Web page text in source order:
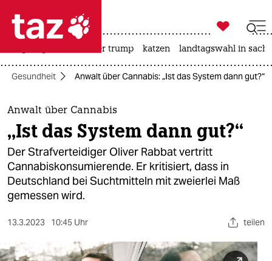
 taz zahl ich
taz zahl ich
themen
politik
öko
gesellschaft
kultur
sport

taz zahl ich
usa unter trump katzen landtagswahl in
Gesundheit Anwalt über Cannabis: „Ist das System dann gut?“
Anwalt über Cannabis
„Ist das System dann gut?“
Der Strafverteidiger Oliver Rabbat vertritt
Cannabiskonsumierende. Er kritisiert, dass in
Deutschland bei Suchtmitteln mit zweierlei Maß
gemessen wird.
13.3.2023 10:45 Uhr teilen